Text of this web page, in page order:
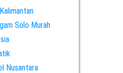
Solo Murah
Nusantara